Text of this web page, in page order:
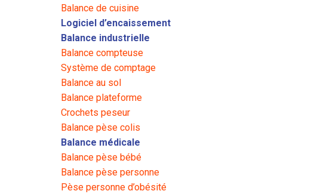
Balance de cuisine
Logiciel d’encaissement
Balance industrielle
Balance compteuse
Système de comptage
Balance au sol
Balance plateforme
Crochets peseur
Balance pèse colis
Balance médicale
Balance pèse bébé
Balance pèse personne
Pèse personne d’obésité